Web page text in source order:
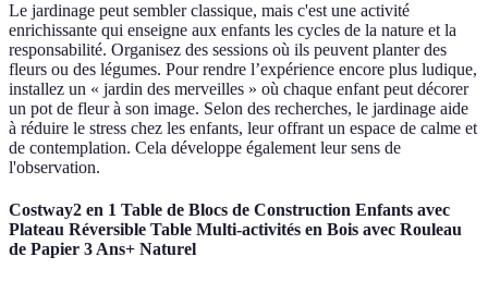
Le jardinage peut sembler classique, mais c'est une activité
enrichissante qui enseigne aux enfants les cycles de la nature et la
responsabilité. Organisez des sessions où ils peuvent planter des
fleurs ou des légumes. Pour rendre l’expérience encore plus ludique,
installez un « jardin des merveilles » où chaque enfant peut décorer
un pot de fleur à son image. Selon des recherches, le jardinage aide
à réduire le stress chez les enfants, leur offrant un espace de calme et
de contemplation. Cela développe également leur sens de
l'observation.
Costway2 en 1 Table de Blocs de Construction Enfants avec
Plateau Réversible Table Multi-activités en Bois avec Rouleau
de Papier 3 Ans+ Naturel